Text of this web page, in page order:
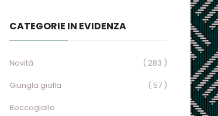
CATEGORIE IN EVIDENZA
Novità
( 283 )
Giungla gialla
( 57 )
Beccogiallo